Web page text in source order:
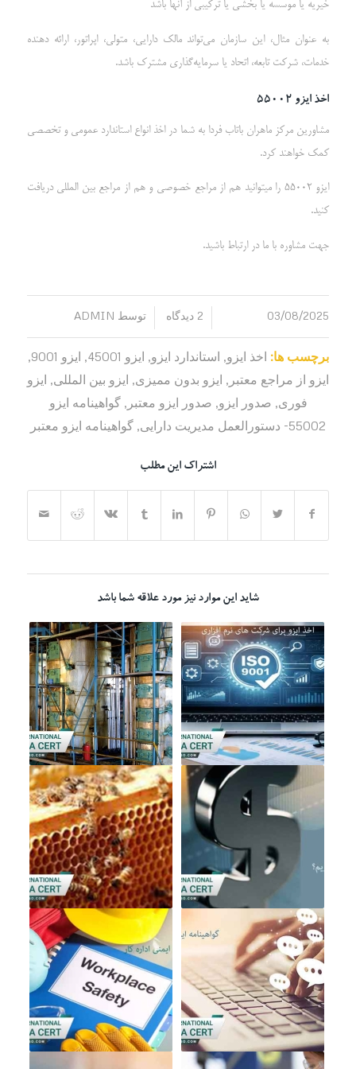
خیریه یا موسسه یا بخشی یا ترکیبی از آنها باشد
به عنوان مثال، این سازمان می‌تواند مالک دارایی، متولی، اپراتور، ارائه دهنده
خدمات، شرکت تابعه، اتحاد یا سرمایه‌گذاری مشترک باشد.
اخذ ایزو 55002
مشاورین مرکز ماهران باتاب فردا به شما در اخذ انواع استاندارد عمومی و تخصصی
کمک خواهند کرد.
ایزو 55002 را میتوانید هم از مراجع خصوصی و هم از مراجع بین المللی دریافت
کنید.
جهت مشاوره با ما در ارتباط باشید.
03/08/2025 2 دیدگاه توسط ADMIN
برچسب ها: اخذ ایزو استاندارد ایزو ایزو 45001 ایزو 9001
ایزو از مراجع معتبر
ایزو بدون ممیزی ایزو بین المللی ایزو
فوری صدور ایزو صدور ایزو معتبر ,گواهینامه ایزو
55002- دستورالعمل مدیریت دارایی
گواهینامه ایزو معتبر
اشتراک این مطلب
شاید این موارد نیز مورد علاقه شما باشد